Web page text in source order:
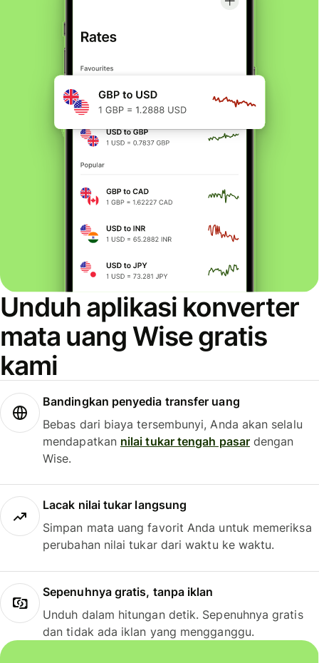
Unduh aplikasi konverter
mata uang Wise gratis
kami
Bandingkan penyedia transfer uang
Bebas dari biaya tersembunyi, Anda akan selalu
mendapatkan nilai tukar tengah pasardengan
Wise.
Lacak nilai tukar langsung
Simpan mata uang favorit Anda untuk memeriksa
perubahan nilai tukar dari waktu ke waktu.
Sepenuhnya gratis, tanpa iklan
Unduh dalam hitungan detik. Sepenuhnya gratis
dan tidak ada iklan yang mengganggu.